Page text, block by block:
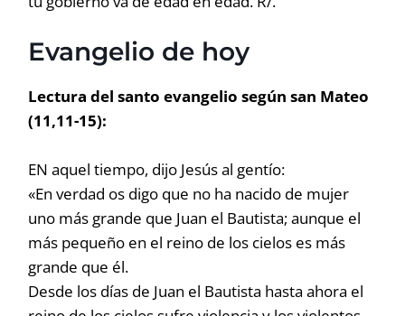
Evangelio de hoy
Lectura del santo evangelio según san Mateo
(11,11-15):
EN aquel tiempo, dijo Jesús al gentío:
«En verdad os digo que no ha nacido de mujer
uno más grande que Juan el Bautista; aunque el
más pequeño en el reino de los cielos es más
grande que él.
Desde los días de Juan el Bautista hasta ahora el